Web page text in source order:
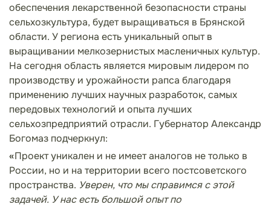
обеспечения лекарственной безопасности страны
сельхозкультура, будет выращиваться в Брянской
области. У региона есть уникальный опыт в
выращивании мелкозернистых масленичных культур.
На сегодня область является мировым лидером по
производству и урожайности рапса благодаря
применению лучших научных разработок, самых
передовых технологий и опыта лучших
сельхозпредприятий отрасли. Губернатор Александр
Богомаз подчеркнул:
«Проект уникален и не имеет аналогов не только в
России, но и на территории всего постсоветского
пространства. Уверен, что мы справимся с этой
задачей. У нас есть большой опыт по